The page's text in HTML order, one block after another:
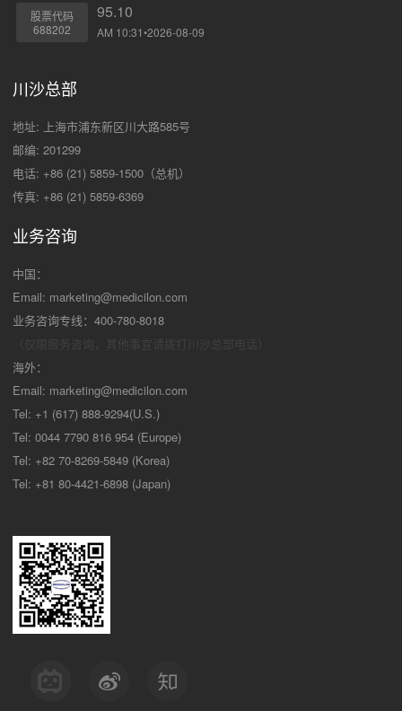
股票代码
688202
95.10
AM 10:31•2026-08-09
川沙总部
地址: 上海市浦东新区川大路585号
邮编: 201299
电话: +86 (21) 5859-1500（总机）
传真: +86 (21) 5859-6369
业务咨询
中国：
Email: marketing@medicilon.com
业务咨询专线：400-780-8018
海外：
Email: marketing@medicilon.com
Tel: +1 (617) 888-9294(U.S.)
Tel: 0044 7790 816 954 (Europe)
Tel: +82 70-8269-5849 (Korea)
Tel: +81 80-4421-6898 (Japan)